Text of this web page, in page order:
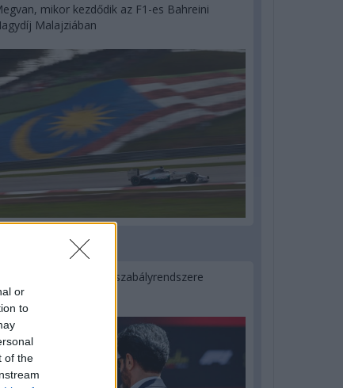
or
to
of the
mikor kezdődik az F1-es Bahreini
Malajziában
Ilyen lehet a jövő F1-es szabályrendszere
szerint